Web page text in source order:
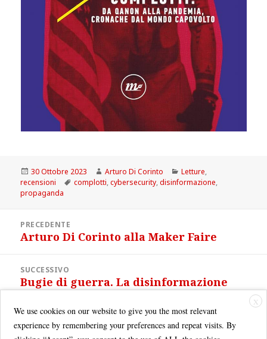
Scritto
il
30 Ottobre 2023 Autore
Arturo Di Corinto Categorie
Letture,
recensioni
Tag
complotti,cybersecurity,disinformazione,
propaganda
articoliPRECEDENTE
Articolo
Arturo Di Corinto alla Maker Faire
SUCCESSIVO
Articolo
Bugie di guerra. La disinformazione
X
We use cookies on our website to give you the most relevant
experience by remembering your preferences and repeat visits. By